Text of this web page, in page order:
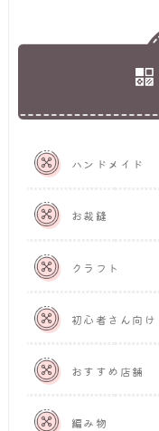
ハンドメイド
お裁縫
クラフト
初心者さん向け
おすすめ店舗
編み物